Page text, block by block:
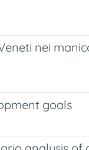
nei
goals